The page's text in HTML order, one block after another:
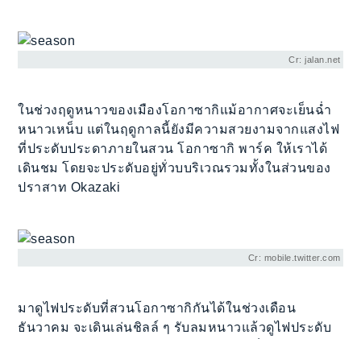
Cr: jalan.net
ในช่วงฤดูหนาวของเมืองโอกาซากิแม้อากาศจะเย็นฉ่ำ
หนาวเหน็บ แต่ในฤดูกาลนี้ยังมีความสวยงามจากแสงไฟ
ที่ประดับประดาภายในสวน โอกาซากิ พาร์ค ให้เราได้
เดินชม โดยจะประดับอยู่ทั่วบบริเวณรวมทั้งในส่วนของ
ปราสาท Okazaki
Cr: mobile.twitter.com
มาดูไฟประดับที่สวนโอกาซากิกันได้ในช่วงเดือน
ธันวาคม จะเดินเล่นชิลล์ ๆ รับลมหนาวแล้วดูไฟประดับ